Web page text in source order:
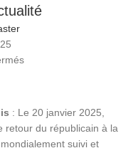
: Le 20 janvier 2025,
retour du républicain à la
suivi et